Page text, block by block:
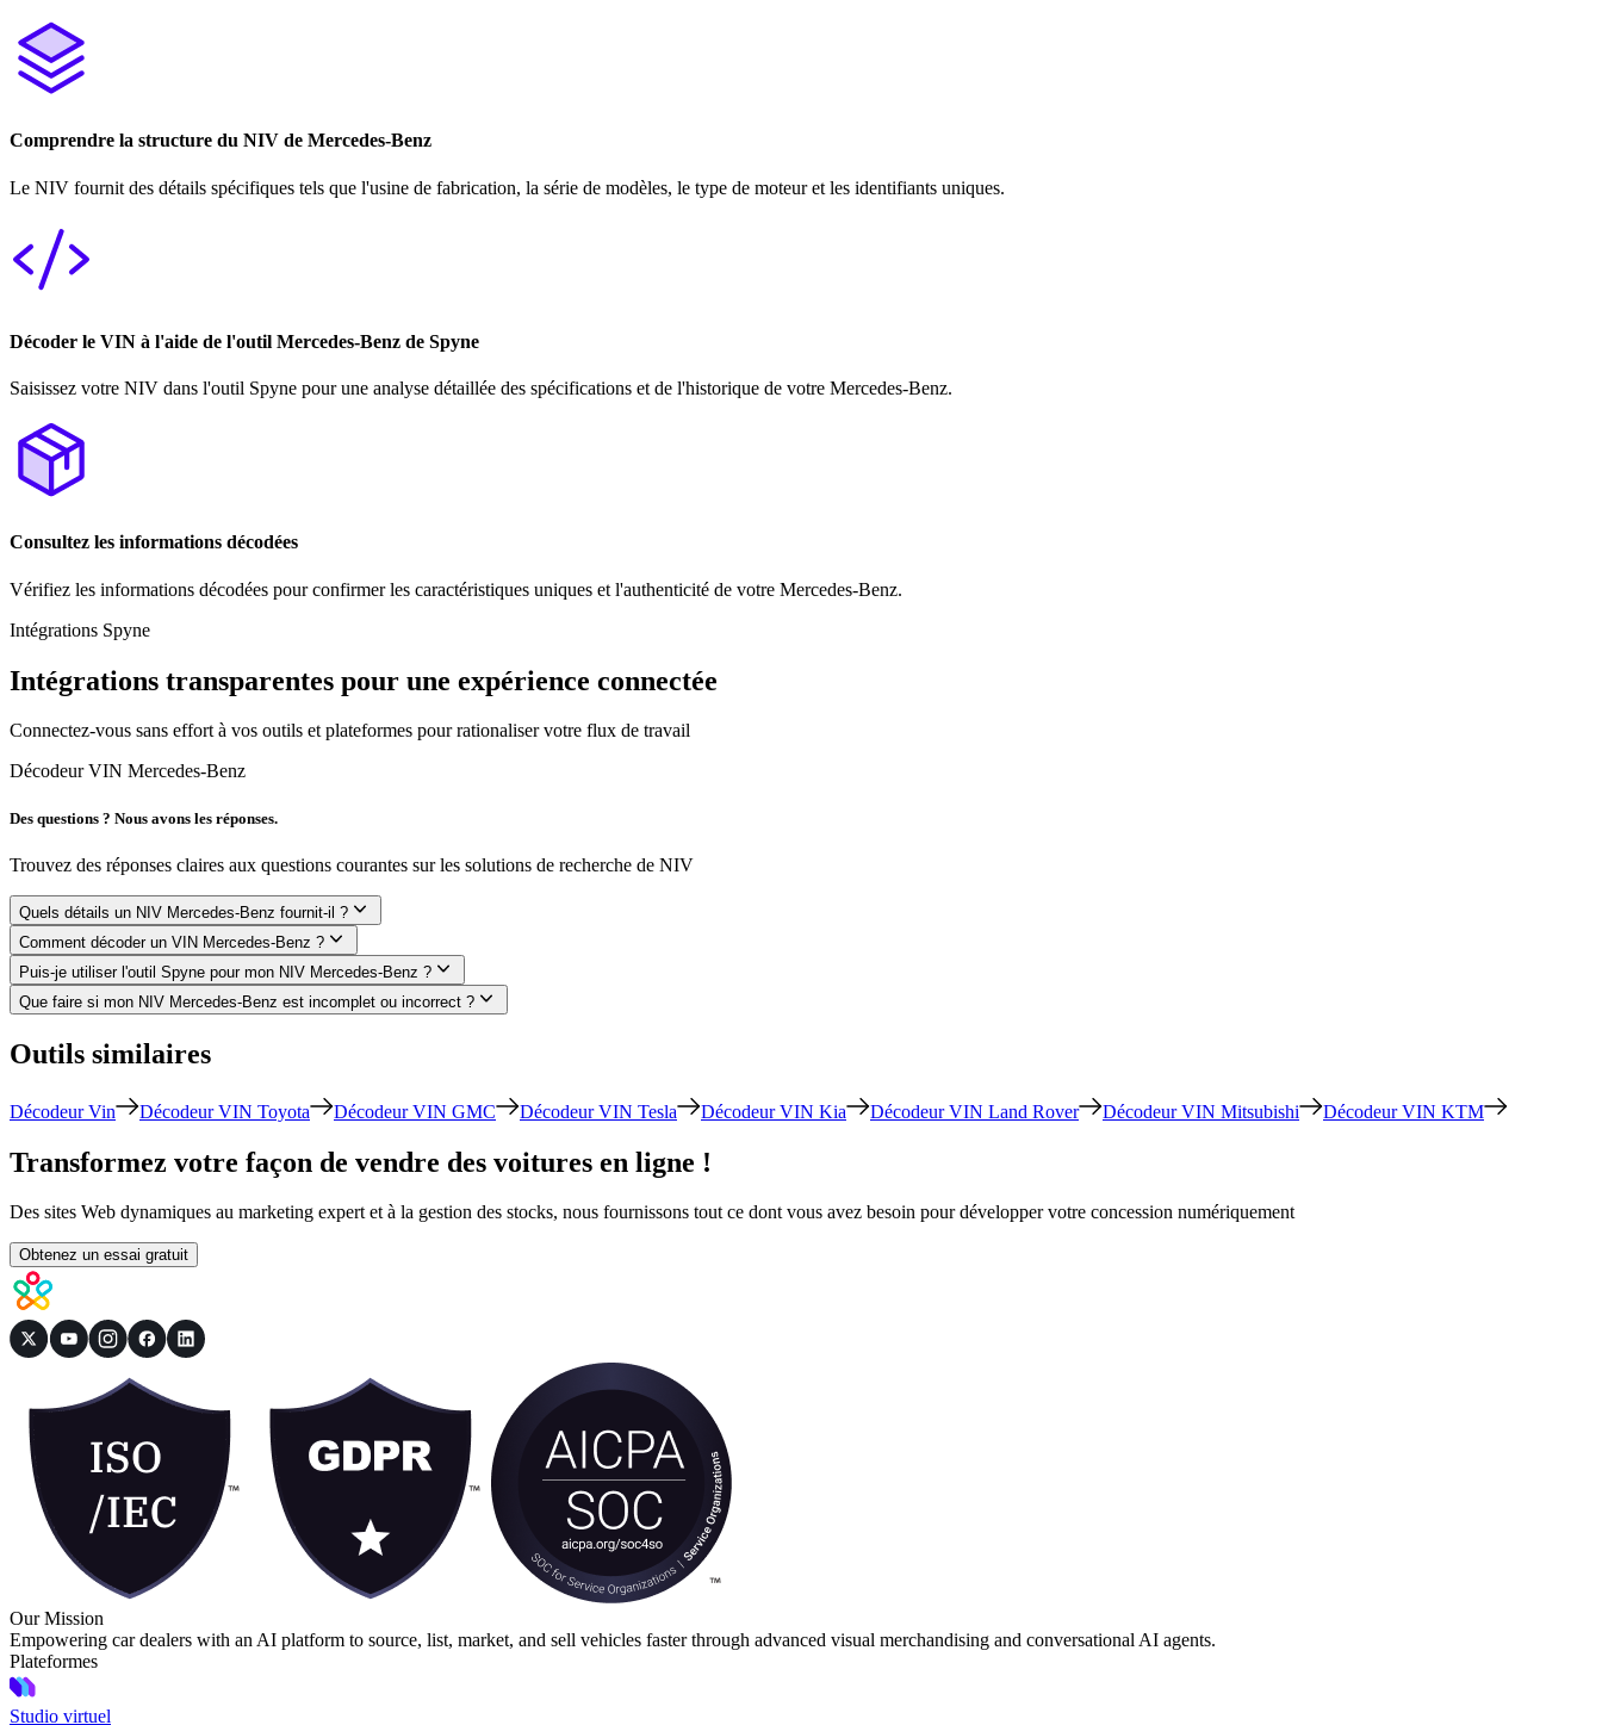
Comprendre la structure du NIV de Mercedes-Benz
Le NIV fournit des détails spécifiques tels que l'usine de fabrication, la série de modèles, le type de moteur et les identifiants uniques.
Décoder le VIN à l'aide de l'outil Mercedes-Benz de Spyne
Saisissez votre NIV dans l'outil Spyne pour une analyse détaillée des spécifications et de l'historique de votre Mercedes-Benz.
Consultez les informations décodées
Vérifiez les informations décodées pour confirmer les caractéristiques uniques et l'authenticité de votre Mercedes-Benz.
Intégrations Spyne
Intégrations transparentes pour une expérience connectée
Connectez-vous sans effort à vos outils et plateformes pour rationaliser votre flux de travail
Décodeur VIN Mercedes-Benz
Des questions ? Nous avons les réponses.
Trouvez des réponses claires aux questions courantes sur les solutions de recherche de NIV
Quels détails un NIV Mercedes-Benz fournit-il ?
Comment décoder un VIN Mercedes-Benz ?
Puis-je utiliser l'outil Spyne pour mon NIV Mercedes-Benz ?
Que faire si mon NIV Mercedes-Benz est incomplet ou incorrect ?
Outils similaires
Décodeur Vin Décodeur VIN Toyota Décodeur VIN GMC Décodeur VIN Tesla Décodeur VIN Kia Décodeur VIN Land Rover Décodeur VIN Mitsubishi Décodeur VIN KTM
Transformez votre façon de vendre des voitures en ligne !
Des sites Web dynamiques au marketing expert et à la gestion des stocks, nous fournissons tout ce dont vous avez besoin pour développer votre concession numériquement
Obtenez un essai gratuit
Our Mission
Empowering car dealers with an AI platform to source, list, market, and sell vehicles faster through advanced visual merchandising and conversational AI agents.
Plateformes
Studio virtuel